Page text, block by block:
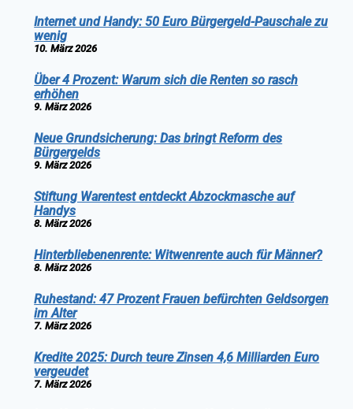
Internet und Handy: 50 Euro Bürgergeld-Pauschale zu
wenig
10. März 2026
Über 4 Prozent: Warum sich die Renten so rasch
erhöhen
9. März 2026
Neue Grundsicherung: Das bringt Reform des
Bürgergelds
9. März 2026
Stiftung Warentest entdeckt Abzockmasche auf
Handys
8. März 2026
Hinterbliebenenrente: Witwenrente auch für Männer?
8. März 2026
Ruhestand: 47 Prozent Frauen befürchten Geldsorgen
im Alter
7. März 2026
Kredite 2025: Durch teure Zinsen 4,6 Milliarden Euro
vergeudet
7. März 2026